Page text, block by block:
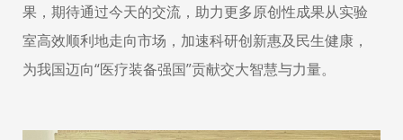
果，期待通过今天的交流，助力更多原创性成果从实验
室高效顺利地走向市场， 加速科研创新惠及民生健康，
为我国迈向“医疗装备强国”贡献交大智慧与力量。